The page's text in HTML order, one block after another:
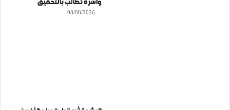
وأسرة تطالب بالتحقيق
08/08/2026